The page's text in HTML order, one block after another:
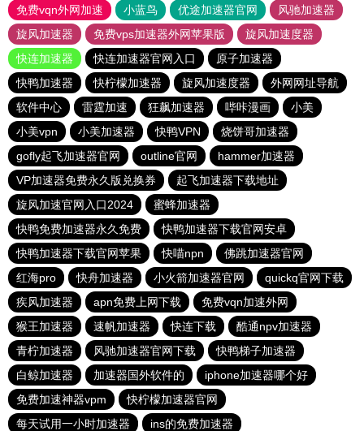
免费vqn外网加速
小蓝鸟 优途加速器官网
风驰加速器
旋风加速器
免费vps加速器外网苹果版
旋风加速度器
快连加速器
快连加速器官网入口
原子加速器
快鸭加速器
快柠檬加速器 旋风加速度器
外网网址导航
软件中心
雷霆加速 狂飙加速器 哔咔漫画
小美
小美vpn
小美加速器 快鸭VPN
烧饼哥加速器
gofly起飞加速器官网
outline官网
hammer加速器
VP加速器免费永久版兑换券
起飞加速器下载地址
旋风加速官网入口2024
蜜蜂加速器
快鸭免费加速器永久免费
快鸭加速器下载官网安卓
快鸭加速器下载官网苹果
快喵npn
佛跳加速器官网
红海pro
快舟加速器 小火箭加速器官网
quickq官网下载
疾风加速器
apn免费上网下载
免费vqn加速外网
猴王加速器
速帆加速器 快连下载
酷通npv加速器
青柠加速器
风驰加速器官网下载
快鸭梯子加速器
白鲸加速器
加速器国外软件的
iphone加速器哪个好
免费加速神器vpm
快柠檬加速器官网
每天试用一小时加速器
ins的免费加速器